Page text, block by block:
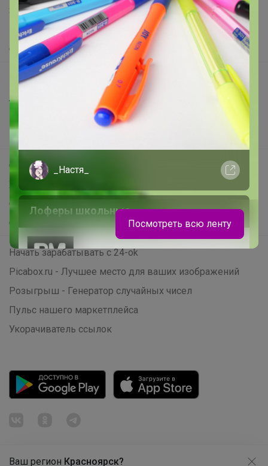
Ваш регион Красноярск?
Защита покупателя
Помощь
О нас
Все предложения
Анонсы
Самое выгодное
Самое желанное
Самое быстрое
Начать зарабатывать с 24-ok
Picabox.ru - Лучшее место для ваших изображений
Розыгрыш - Генератор случайных чисел
Пульс нашего маркетплейса
Укорачиватель ссылок
_Настя_
Лоферы школьные
Посмотреть всю ленту
Продолжая использовать этот сайт и нажимая кнопку